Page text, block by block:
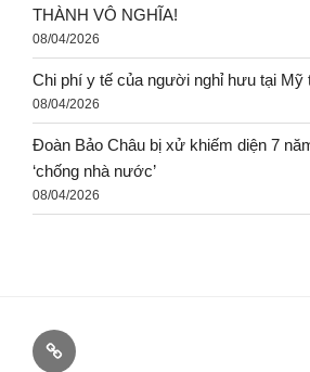
THÀNH VÔ NGHĨA!
08/04/2026
Chi phí y tế của người nghỉ hưu tại Mỹ
08/04/2026
Đoàn Bảo Châu bị xử khiếm diện 7
‘chống nhà nước’
08/04/2026